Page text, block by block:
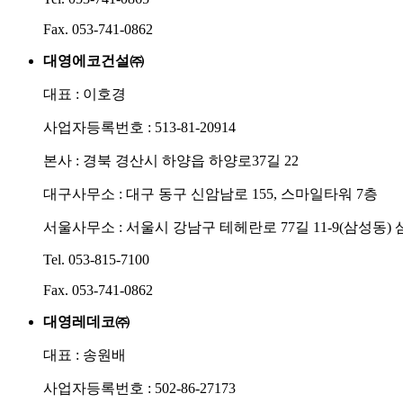
Fax. 053-741-0862
대영에코건설㈜
대표 : 이호경
사업자등록번호 : 513-81-20914
본사 : 경북 경산시 하양읍 하양로37길 22
대구사무소 : 대구 동구 신암남로 155, 스마일타워 7층
서울사무소 : 서울시 강남구 테헤란로 77길 11-9(삼성동)
Tel. 053-815-7100
Fax. 053-741-0862
대영레데코㈜
대표 : 송원배
사업자등록번호 : 502-86-27173